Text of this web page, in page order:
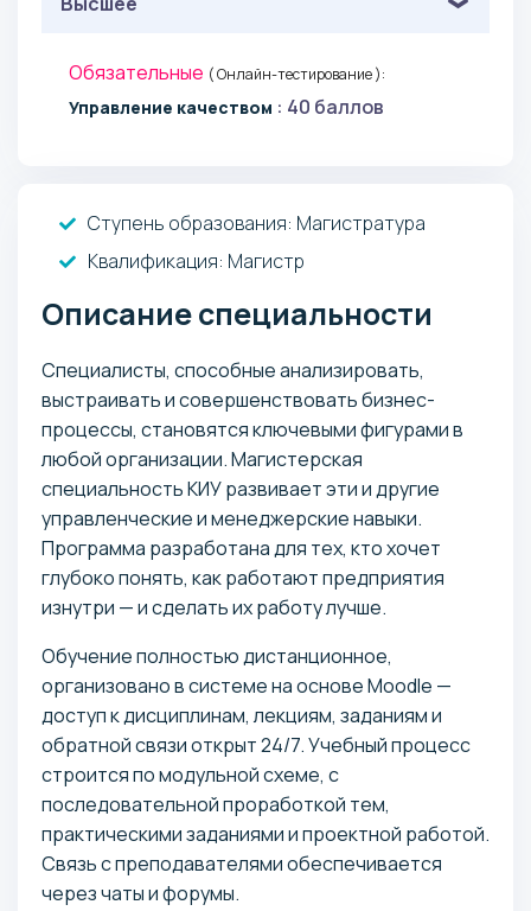
Обязательные ( Онлайн-тестирование ):
Управление качеством : 40 баллов
Ступень образования: Магистратура
Квалификация: Магистр
Описание специальности
Специалисты, способные анализировать,
выстраивать и совершенствовать бизнес-
процессы, становятся ключевыми фигурами в
любой организации. Магистерская
специальность КИУ развивает эти и другие
управленческие и менеджерские навыки.
Программа разработана для тех, кто хочет
глубоко понять, как работают предприятия
изнутри — и сделать их работу лучше.
Обучение полностью дистанционное,
организовано в системе на основе Moodle —
доступ к дисциплинам, лекциям, заданиям и
обратной связи открыт 24/7. Учебный процесс
строится по модульной схеме, с
последовательной проработкой тем,
практическими заданиями и проектной работой.
Связь с преподавателями обеспечивается
через чаты и форумы.